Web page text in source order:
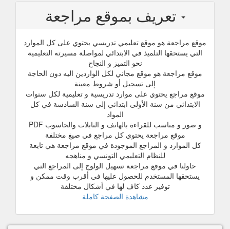
تعريف بموقع مراجعة
موقع مراجعة هو موقع تعليمي تدريسي يحتوي على كل الموارد
التي يستحقها التلميذ في الابتدائي لمواصلة مسيرته التعليمية
نحو التميز و النجاح
موقع مراجعة هو موقع مجاني لكل الواردين اليه دون الحاجة
إلى تسجيل أو شروط معينة
موقع مراجع يحتوي على موارد تدريسية و تعليمية لكل سنوات
الابتدائي من سنة الأولى ابتدائي إلى سنة السادسة في كل
المواد
و صور و مناسب للقراءة بالهاتف و التابلات والحاسوب PDF
موقع مراجعة يحتوي كل مراجع في صيغ مختلفة
كل الموارد و المراجع الموجودة في موقع مراجعة هي تابعة
للنظام التعليمي التونسي و مناهجه
حاولنا في موقع مراجعة تسهيل الولوج إلى المراجع التي
يستحقها المستخدم للحصول عليها في أقرب وقت ممكن و
توفير عدد كاف لها في أشكال مختلفة
مشاهدة الصفجة كاملة